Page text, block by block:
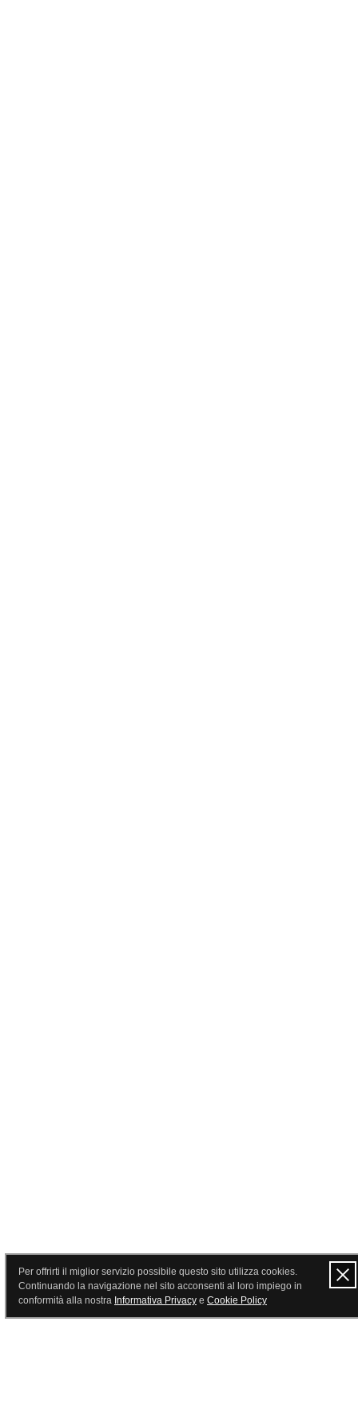
Per offrirti il miglior servizio possibile questo sito utilizza cookies.
Continuando la navigazione nel sito acconsenti al loro impiego in
conformità alla nostra Informativa Privacy e Cookie Policy